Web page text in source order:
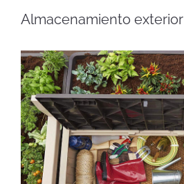
Almacenamiento exterior